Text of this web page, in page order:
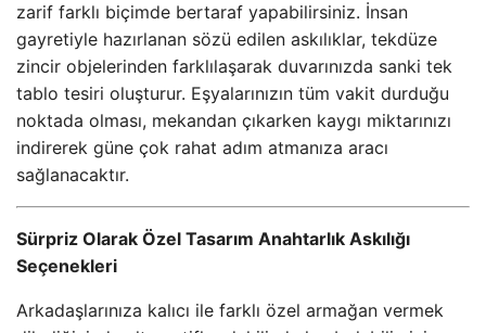
zarif farklı biçimde bertaraf yapabilirsiniz. İnsan
gayretiyle hazırlanan sözü edilen askılıklar, tekdüze
zincir objelerinden farklılaşarak duvarınızda sanki tek
tablo tesiri oluşturur. Eşyalarınızın tüm vakit durduğu
noktada olması, mekandan çıkarken kaygı miktarınızı
indirerek güne çok rahat adım atmanıza aracı
sağlanacaktır.
Sürpriz Olarak Özel Tasarım Anahtarlık Askılığı
Seçenekleri
Arkadaşlarınıza kalıcı ile farklı özel armağan vermek